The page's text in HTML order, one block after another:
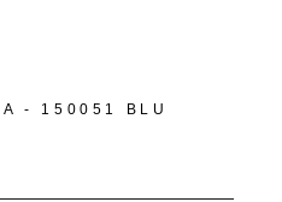
- 150051 BLU